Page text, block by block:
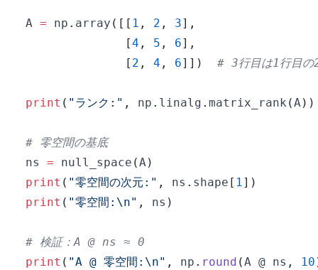
A = np . array ( [ [ 1 , 2 , 3] ,
[4 , 5 , 6] ,
[ 2 , 4 , 6] ] ) # 3行目は1行目の
print ( "ランク:" , np . linalg . matrix_rank (A) )
# 零空間の基底
ns = null_space (A)
print ( "零空間の次元:" , ns . shape [ 1] )
print ( "零空間:\n" , ns )
# 検証：A @ ns ≈ 0
print ( "A @ 零空間:\n" , np . round (A @ ns , 10